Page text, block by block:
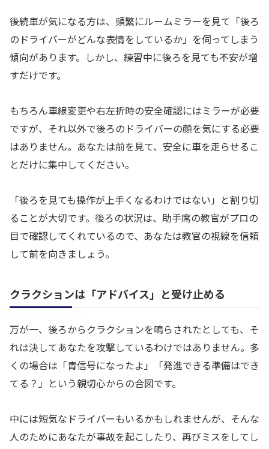
後続車が気になる方は、頻繁にルームミラーを見て「後ろ
のドライバーがどんな表情をしているか」を伺ってしまう
傾向があります。しかし、練習中に後ろを見ても不安が増
すだけです。
もちろん車線変更や右左折時の安全確認にはミラーが必要
ですが、それ以外で後ろのドライバーの顔を気にする必要
はありません。あなたは前を見て、安全に車を走らせるこ
とだけに集中してください。
「後ろを見ても操作が上手くなるわけではない」と割り切
ることが大切です。後ろの状況は、助手席の教官がプロの
目で確認してくれているので、あなたは教官の視線を信頼
して前を向きましょう。
クラクションは「アドバイス」と受け止める
万が一、後ろからクラクションを鳴らされたとしても、そ
れは決してあなたを攻撃しているわけではありません。多
くの場合は「青信号になったよ」「発進できる準備はでき
てる？」という親切心からの合図です。
中には短気なドライバーもいるかもしれませんが、そんな
人のためにあなたが事故を起こしたり、再びミスをしてし